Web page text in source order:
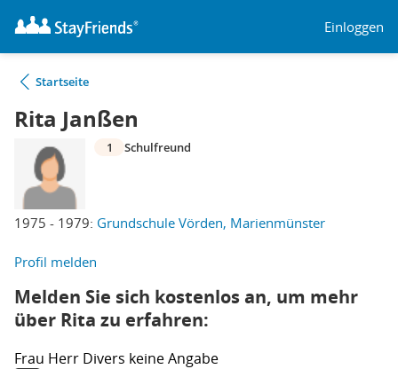
Einloggen
Startseite
Rita Janßen
1975 - 1979: Grundschule Vörden, Marienmünster
1 Schulfreund
Profil melden
Melden Sie sich kostenlos an, um mehr
über Rita zu erfahren:
Frau Herr Divers keine Angabe